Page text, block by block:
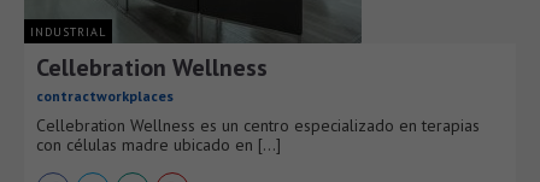
INDUSTRIAL
Cellebration Wellness
contractworkplaces
Cellebration Wellness es un centro especializado en terapias
con células madre ubicado en [...]